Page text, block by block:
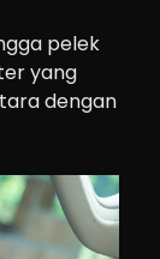
pelek
yang
dengan